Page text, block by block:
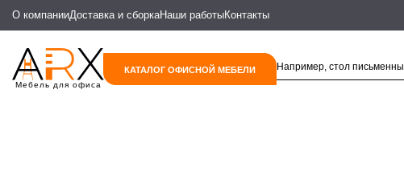
О компанииДоставка и сборкаНаши работыКонтакты
Мебель для офиса
КАТАЛОГ ОФИСНОЙ МЕБЕЛИ